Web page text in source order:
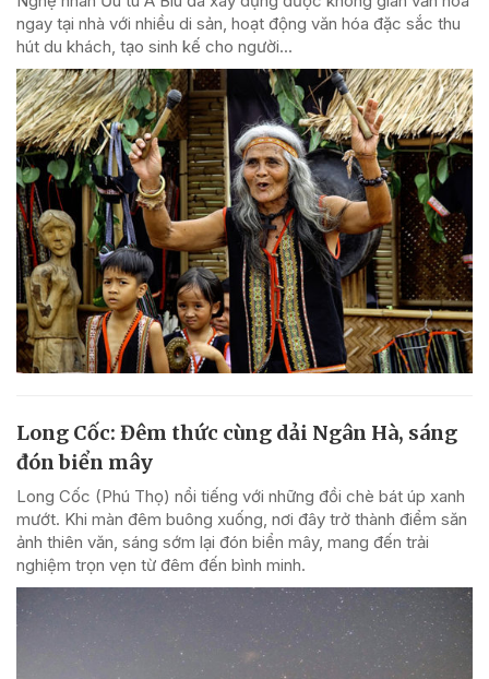
ngay tại nhà với nhiều di sản, hoạt động văn hóa đặc sắc thu
hút du khách, tạo sinh kế cho người...
Long Cốc: Đêm thức cùng dải Ngân Hà, sáng
đón biển mây
Long Cốc (Phú Thọ) nổi tiếng với những đồi chè bát úp xanh
mướt. Khi màn đêm buông xuống, nơi đây trở thành điểm săn
ảnh thiên văn, sáng sớm lại đón biển mây, mang đến trải
nghiệm trọn vẹn từ đêm đến bình minh.